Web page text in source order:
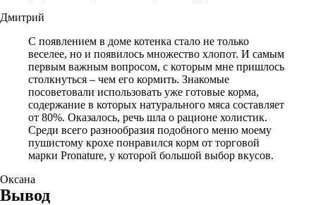
Дмитрий
С появлением в доме котенка стало не только
веселее, но и появилось множество хлопот. И самым
первым важным вопросом, с которым мне пришлось
столкнуться – чем его кормить. Знакомые
посоветовали использовать уже готовые корма,
содержание в которых натурального мяса составляет
от 80%. Оказалось, речь шла о рационе холистик.
Среди всего разнообразия подобного меню моему
пушистому крохе понравился корм от торговой
марки Pronature, у которой большой выбор вкусов.
Оксана
Вывод